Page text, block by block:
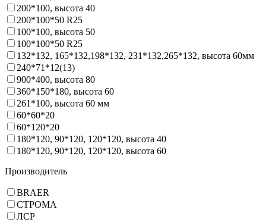
200*100, высота 40
200*100*50 R25
100*100, высота 50
100*100*50 R25
132*132, 165*132,198*132, 231*132,265*132, высота 60мм
240*71*12(13)
900*400, высота 80
360*150*180, высота 60
261*100, высота 60 мм
60*60*20
60*120*20
180*120, 90*120, 120*120, высота 40
180*120, 90*120, 120*120, высота 60
Производитель
BRAER
СТРОМА
ЛСР